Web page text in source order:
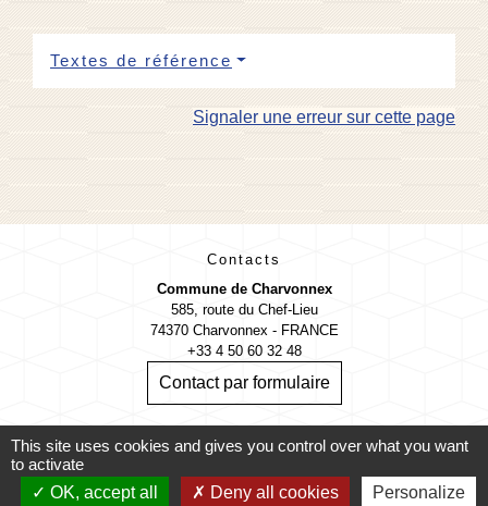
Textes de référence
Signaler une erreur sur cette page
Contacts
Commune de Charvonnex
585, route du Chef-Lieu
74370 Charvonnex - FRANCE
+33 4 50 60 32 48
Contact par formulaire
🕐 HORAIRES de MAIRIE
This site uses cookies and gives you control over what you want
to activate
OK, accept all
Deny all cookies Personalize